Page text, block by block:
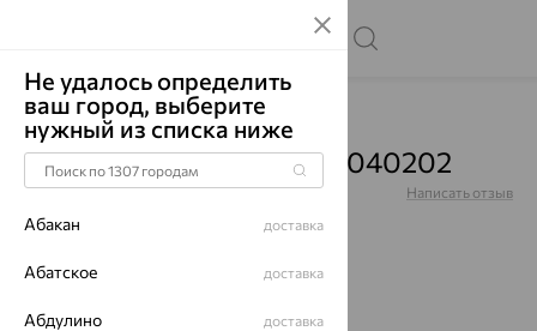
Главная Каталог Броши Фианит
Брошь, золото, фианит, 040202
Артикул:040202 Написать отзыв
Не удалось определить
ваш город, выберите
нужный из списка ниже
Абакан доставка
Абатское доставка
Абдулино доставка